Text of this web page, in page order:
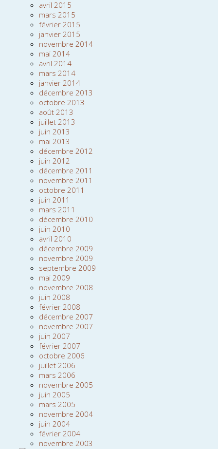
avril 2015
mars 2015
février 2015
janvier 2015
novembre 2014
mai 2014
avril 2014
mars 2014
janvier 2014
décembre 2013
octobre 2013
août 2013
juillet 2013
juin 2013
mai 2013
décembre 2012
juin 2012
décembre 2011
novembre 2011
octobre 2011
juin 2011
mars 2011
décembre 2010
juin 2010
avril 2010
décembre 2009
novembre 2009
septembre 2009
mai 2009
novembre 2008
juin 2008
février 2008
décembre 2007
novembre 2007
juin 2007
février 2007
octobre 2006
juillet 2006
mars 2006
novembre 2005
juin 2005
mars 2005
novembre 2004
juin 2004
février 2004
novembre 2003